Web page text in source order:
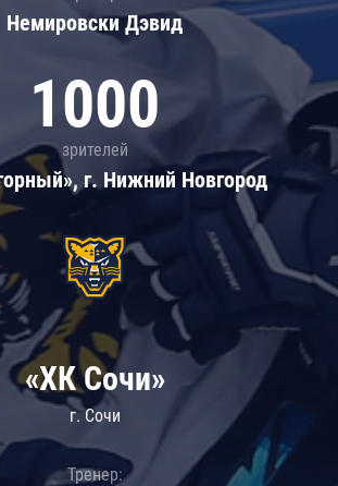
Немировски Дэвид
1000
зрителей
г. Нижний Новгород
«ХК Сочи»
г. Сочи
Тренер: